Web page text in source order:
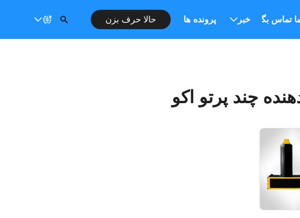
تماس بگیریدخبر پرونده ها حالا حرف بزن
چند پرتو اکو